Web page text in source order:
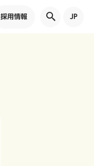
採用情報 JP